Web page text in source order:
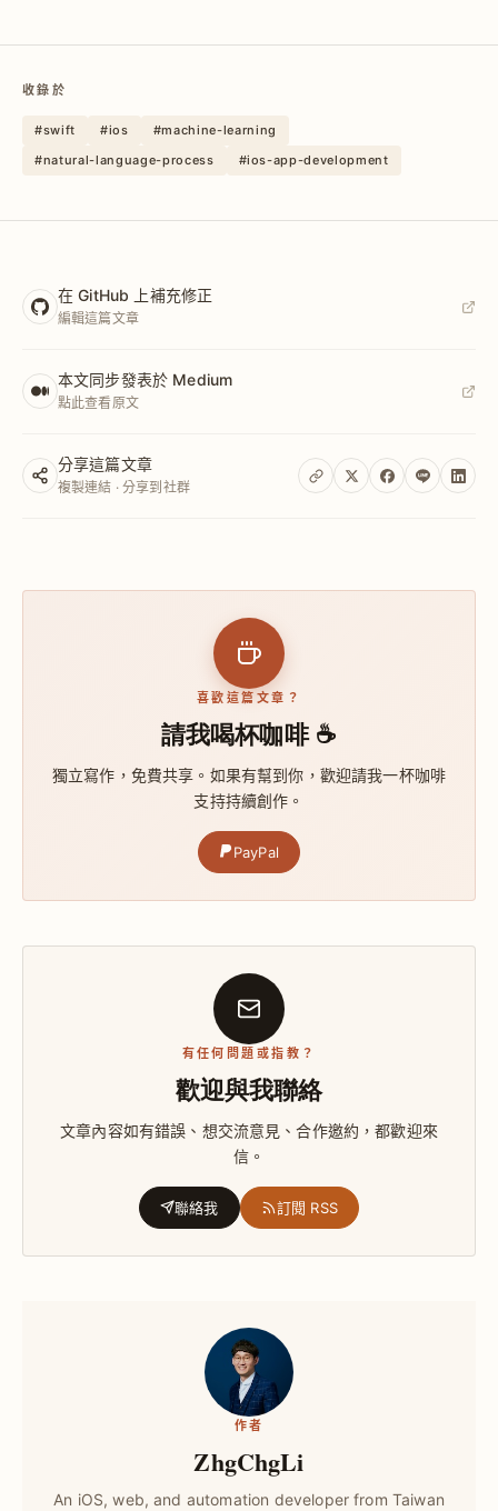
收錄於
#swift #ios
#machine-learning
#natural-language-process
#ios-app-development
在 GitHub 上補充修正
編輯這篇文章
本文同步發表於 Medium
點此查看原文
分享這篇文章
複製連結 · 分享到社群
喜歡這篇文章？
請我喝杯咖啡 ☕
獨立寫作，免費共享。如果有幫到你，歡迎請我一杯咖啡
支持持續創作。
PayPal
有任何問題或指教？
歡迎與我聯絡
文章內容如有錯誤、想交流意見、合作邀約，都歡迎來
信。
聯絡我 訂閱 RSS
作者
ZhgChgLi
An iOS, web, and automation developer from Taiwan